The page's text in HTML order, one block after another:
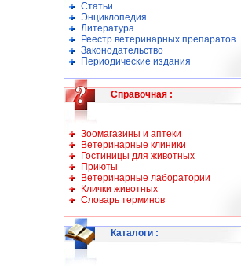
Статьи
Энциклопедия
Литература
Реестр ветеринарных препаратов
Законодательство
Периодические издания
Справочная :
Зоомагазины и аптеки
Ветеринарные клиники
Гостиницы для животных
Приюты
Ветеринарные лаборатории
Клички животных
Словарь терминов
Каталоги :